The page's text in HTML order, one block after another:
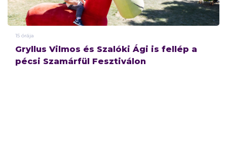
15 órája
Gryllus Vilmos és Szalóki Ági is fellép a
pécsi Szamárfül Fesztiválon